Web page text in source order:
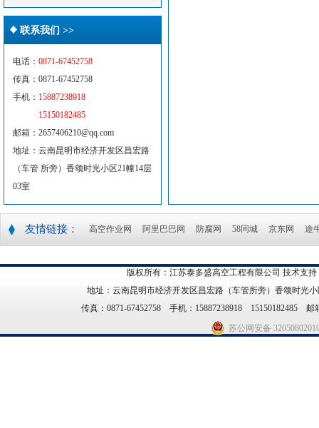
联系我们 >>
电话： 0871-67452758
传真：0871-67452758
手机： 15887238918
15150182485
邮箱：2657406210@qq.com
地址：云南昆明市经济开发区昌宏路
（车管 所旁）香颂时光小区21幢14层
03室
友情链接： 高空作业网 阿里巴巴网 防腐网 58同城 京东网 途
版权所有：江苏泰多盛高空工程有限公司 技术支持
地址：云南昆明市经济开发区昌宏路（车管所旁）香颂时光
传真：0871-67452758 手机：15887238918 15150182485 邮
苏公网安备